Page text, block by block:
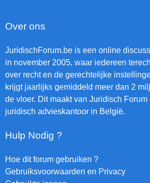
Over ons
JuridischForum.be is een online
in november 2005, waar iedereen
over recht en de gerechtelijke
krijgt jaarlijks gemiddeld meer dan 2
de vloer. Dit maakt van Juridisch
juridisch advieskantoor in België.
Hulp Nodig ?
Hoe dit forum gebruiken ?
Gebruiksvoorwaarden en Privacy